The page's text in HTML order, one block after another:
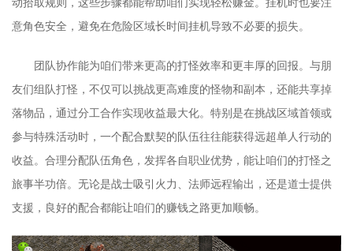
意角色安全，避免在危险区域长时间挂机导致不必要的损失。
团队协作能为咱们带来更高的打怪效率和更丰厚的回报。与朋
友们组队打怪，不仅可以挑战更高难度的怪物和副本，还能共享掉
落物品，通过分工合作实现收益最大化。特别是在挑战区域首领或
参与特殊活动时，一个配合默契的队伍往往能获得远超单人行动的
收益。合理分配队伍角色，发挥各自职业优势，能让咱们的打怪之
旅事半功倍。无论是战士吸引火力、法师远程输出，还是道士提供
支援，良好的配合都能让咱们的赚钱之路更加顺畅。